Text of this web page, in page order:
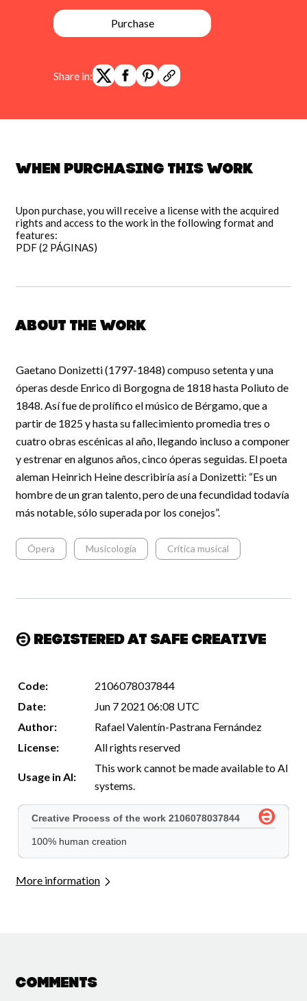
Purchase
Share in:
When purchasing this work
Upon purchase, you will receive a license with the acquired
rights and access to the work in the following format and
features:
PDF (2 PÁGINAS)
About the work
Gaetano Donizetti (1797-1848) compuso setenta y una
óperas desde Enrico di Borgogna de 1818 hasta Poliuto de
1848. Así fue de prolífico el músico de Bérgamo, que a
partir de 1825 y hasta su fallecimiento promedia tres o
cuatro obras escénicas al año, llegando incluso a componer
y estrenar en algunos años, cinco óperas seguidas. El poeta
aleman Heinrich Heine describiría así a Donizetti: “Es un
hombre de un gran talento, pero de una fecundidad todavía
más notable, sólo superada por los conejos”.
Ópera Musicología Crítica musical
Registered at Safe Creative
Code:
2106078037844
Date:
Jun 7 2021 06:08 UTC
Author:
Rafael Valentín-Pastrana Fernández
License:
All rights reserved
Usage in AI:
This work cannot be made available to AI
systems.
More information
Comments